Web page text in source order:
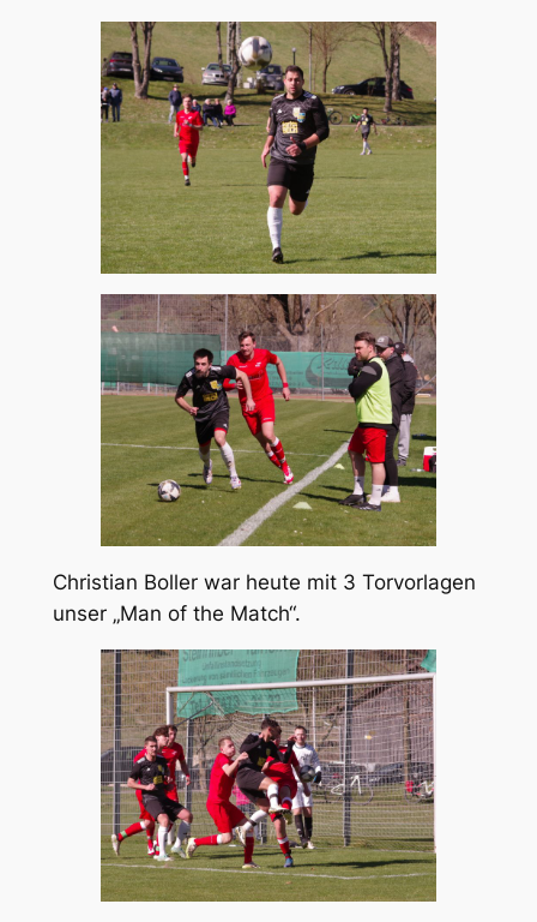
Christian Boller war heute mit 3 Torvorlagen
unser „Man of the Match“.